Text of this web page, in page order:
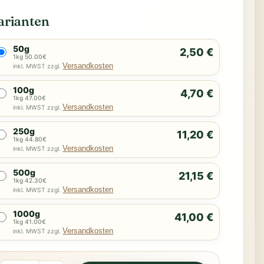
50g
1kg 50.00€ 2,50 €
inkl. MWST zzgl. Versandkosten
100g
1kg 47.00€ 4,70 €
inkl. MWST zzgl. Versandkosten
250g
1kg 44.80€ 11,20 €
inkl. MWST zzgl. Versandkosten
500g
1kg 42.30€ 21,15 €
inkl. MWST zzgl. Versandkosten
1000g
1kg 41.00€ 41,00 €
inkl. MWST zzgl. Versandkosten